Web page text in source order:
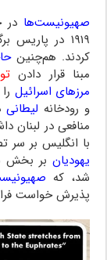
صهیونیست‌ها در
۱۹۱۹ در پاریس برگزار شد به همان مرزهای
کردند. هم‌چنین
مبنا قرار دادن
مرزهای اسرائیل
و رودخانه لیطانی
منافعی در لبنان
با انگلیس بر سر
یهودیان بر بخش
شد، که
پذیرش خواست